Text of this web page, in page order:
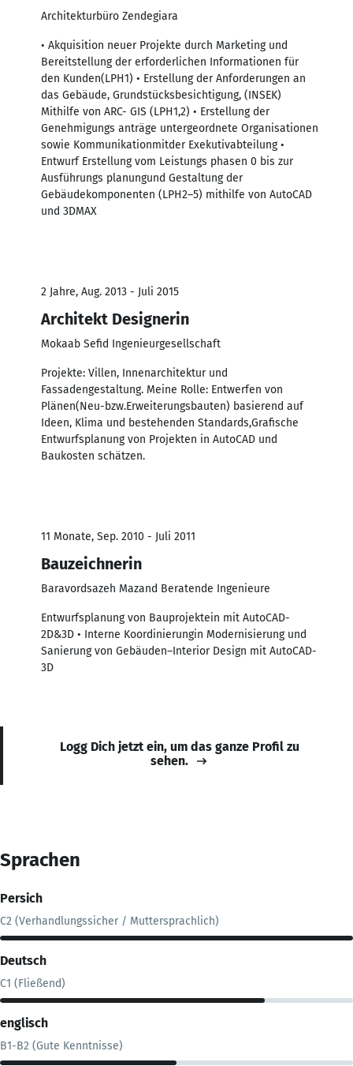
Architekturbüro Zendegiara
• Akquisition neuer Projekte durch Marketing und
Bereitstellung der erforderlichen Informationen für
den Kunden(LPH1) • Erstellung der Anforderungen an
das Gebäude, Grundstücksbesichtigung, (INSEK)
Mithilfe von ARC- GIS (LPH1,2) • Erstellung der
Genehmigungs anträge untergeordnete Organisationen
sowie Kommunikationmitder Exekutivabteilung •
Entwurf Erstellung vom Leistungs phasen 0 bis zur
Ausführungs planungund Gestaltung der
Gebäudekomponenten (LPH2–5) mithilfe von AutoCAD
und 3DMAX
2 Jahre, Aug. 2013 - Juli 2015
Architekt Designerin
Mokaab Sefid Ingenieurgesellschaft
Projekte: Villen, Innenarchitektur und
Fassadengestaltung. Meine Rolle: Entwerfen von
Plänen(Neu-bzw.Erweiterungsbauten) basierend auf
Ideen, Klima und bestehenden Standards,Grafische
Entwurfsplanung von Projekten in AutoCAD und
Baukosten schätzen.
11 Monate, Sep. 2010 - Juli 2011
Bauzeichnerin
Baravordsazeh Mazand Beratende Ingenieure
Entwurfsplanung von Bauprojektein mit AutoCAD-
2D&3D • Interne Koordinierungin Modernisierung und
Sanierung von Gebäuden–Interior Design mit AutoCAD-
3D
Logg Dich jetzt ein, um das ganze Profil zu
sehen.
Sprachen
Persich
C2 (Verhandlungssicher / Muttersprachlich)
Deutsch
C1 (Fließend)
englisch
B1-B2 (Gute Kenntnisse)